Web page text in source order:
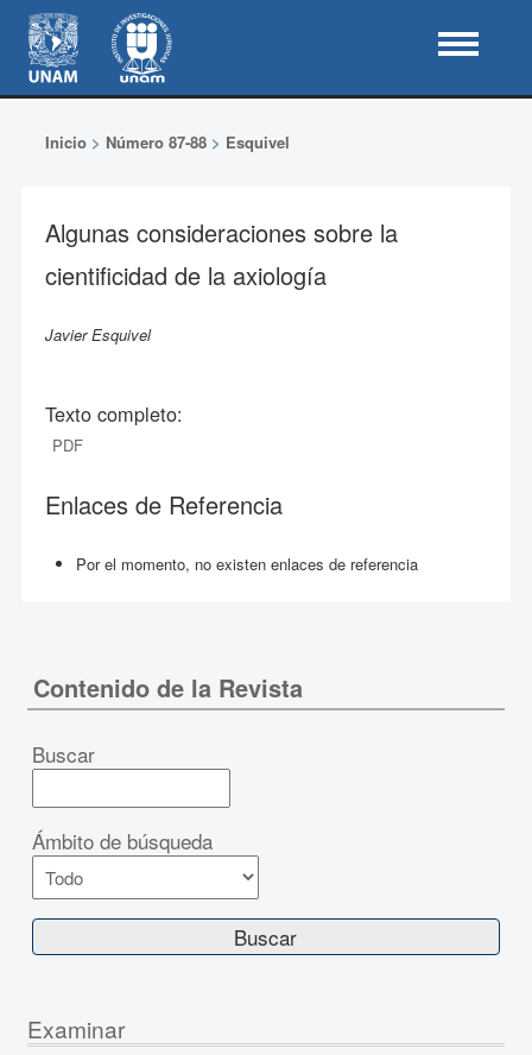
Inicio> Número 87-88> Esquivel
Algunas consideraciones sobre la
cientificidad de la axiología
Javier Esquivel
Texto completo:
PDF
Enlaces de Referencia
Por el momento, no existen enlaces de referencia
Contenido de la Revista
Buscar
Ámbito de búsqueda
Examinar